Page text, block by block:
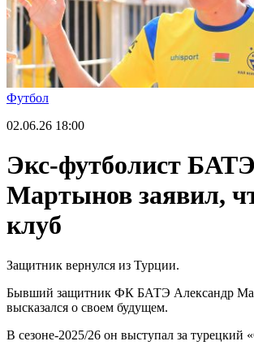
Футбол
02.06.26 18:00
Экс-футболист БАТЭ
Мартынов заявил,
клуб
Защитник вернулся из Турции.
Бывший защитник ФК БАТЭ Александр
высказался о своем будущем.
В сезоне-2025/26 он выступал за турецкий